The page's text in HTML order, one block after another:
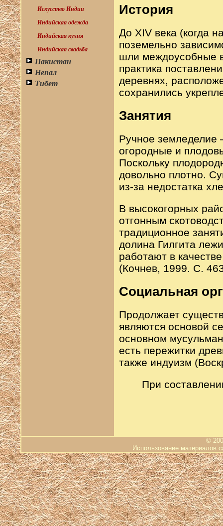
Искусство Индии
Индийская одежда
Индийская кухня
Индийская свадьба
Пакистан
Непал
Тибет
История
До XIV века (когда
поземельно
шли междоусобные
практика
деревнях,
сохранились
Занятия
Ручное земледелие
огородные и
Поскольку
довольно плотно.
из-за недостатка
В высокогорных
отгонным
традиционное
долина Гилгита
работают в
(Кочнев, 1999. С.
Социальная
Продолжает
являются основой
основном
есть пережитки
также индуизм
При
©
Использование материалов